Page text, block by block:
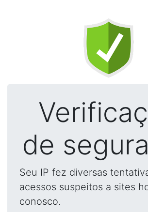
de
Seu IP fez diversas
acessos suspeitos a sites
conosco.